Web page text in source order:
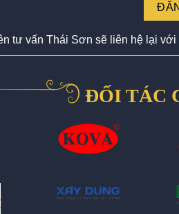
tư vấn Thái Sơn sẽ liên hệ lại
ĐỐI TÁC